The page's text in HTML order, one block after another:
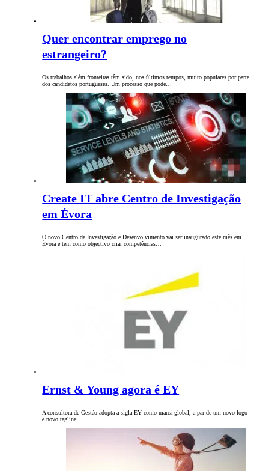
Quer encontrar emprego no
estrangeiro?
Os trabalhos além fronteiras têm sido, nos últimos tempos, muito populares por parte
dos candidatos portugueses. Um processo que pode…
Create IT abre Centro de Investigação
em Évora
O novo Centro de Investigação e Desenvolvimento vai ser inaugurado este mês em
Évora e tem como objectivo criar competências…
Ernst & Young agora é EY
A consultora de Gestão adopta a sigla EY como marca global, a par de um novo logo
e novo tagline:…